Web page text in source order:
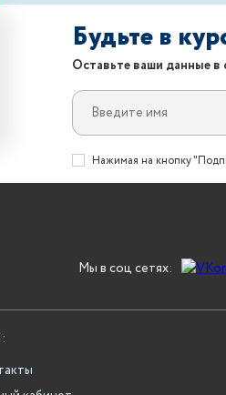
Будьте в
Оставьте ваши данные
Нажимая на кнопку
Мы в соц сетях: